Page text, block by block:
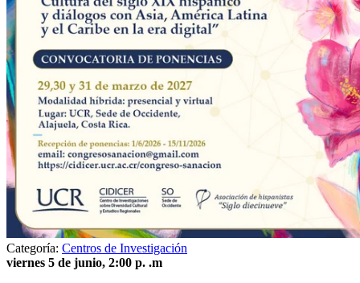
Categoría: Centros de Investigación
viernes 5 de junio, 2:00 p. .m